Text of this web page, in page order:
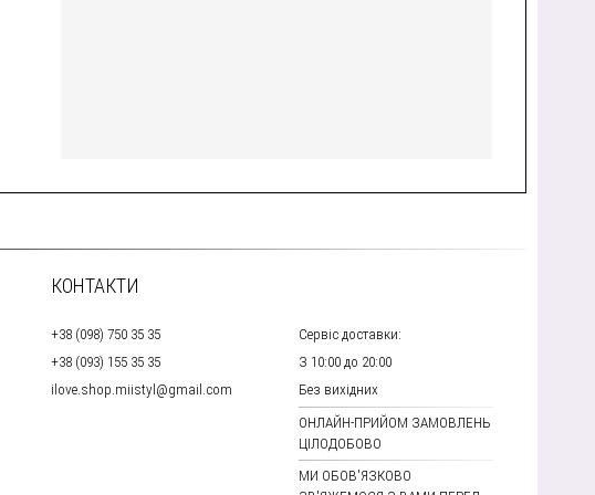
КОНТАКТИ
+38 (098) 750 35 35
Сервіс доставки:
+38 (093) 155 35 35
З 10:00 до 20:00
ilove.shop.miistyl@gmail.com
Без вихідних
ОНЛАЙН-ПРИЙОМ ЗАМОВЛЕНЬ
ЦІЛОДОБОВО
МИ ОБОВ'ЯЗКОВО